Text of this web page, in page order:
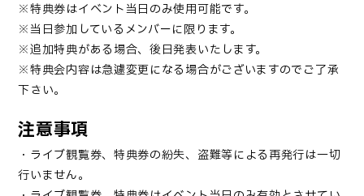
※特典券はイベント当日のみ使用可能です。
※当日参加しているメンバーに限ります。
※追加特典がある場合、後日発表いたします。
※特典会内容は急遽変更になる場合がございますのでご了承
下さい。
注意事項
・ライブ観覧券、特典券の紛失、盗難等による再発行は一切
行いません。